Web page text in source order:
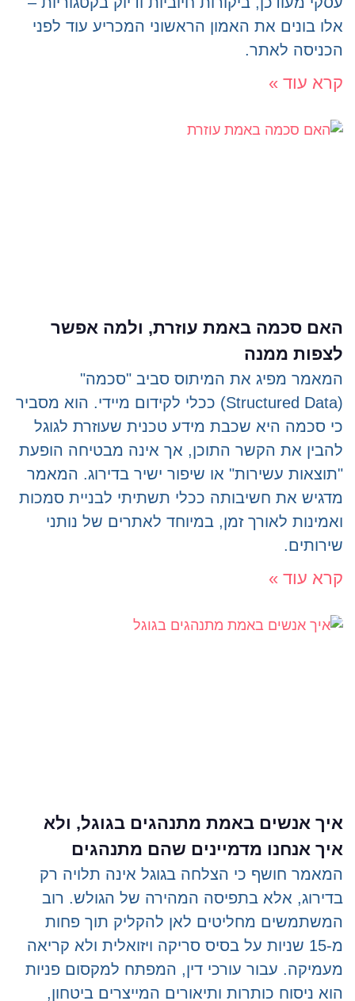
אלו בונים את האמון הראשוני המכריע עוד לפני
הכניסה לאתר.
קרא עוד »
האם סכמה באמת עוזרת, ולמה אפשר
לצפות ממנה
המאמר מפיג את המיתוס סביב "סכמה"
(Structured Data) ככלי לקידום מיידי. הוא מסביר
כי סכמה היא שכבת מידע טכנית שעוזרת לגוגל
להבין את הקשר התוכן, אך אינה מבטיחה הופעת
"תוצאות עשירות" או שיפור ישיר בדירוג. המאמר
מדגיש את חשיבותה ככלי תשתיתי לבניית סמכות
ואמינות לאורך זמן, במיוחד לאתרים של נותני
שירותים.
קרא עוד »
איך אנשים באמת מתנהגים בגוגל, ולא
איך אנחנו מדמיינים שהם מתנהגים
המאמר חושף כי הצלחה בגוגל אינה תלויה רק
בדירוג, אלא בתפיסה המהירה של הגולש. רוב
המשתמשים מחליטים לאן להקליק תוך פחות
מ-15 שניות על בסיס סריקה ויזואלית ולא קריאה
מעמיקה. עבור עורכי דין, המפתח למקסום פניות
הוא ניסוח כותרות ותיאורים המייצרים ביטחון,